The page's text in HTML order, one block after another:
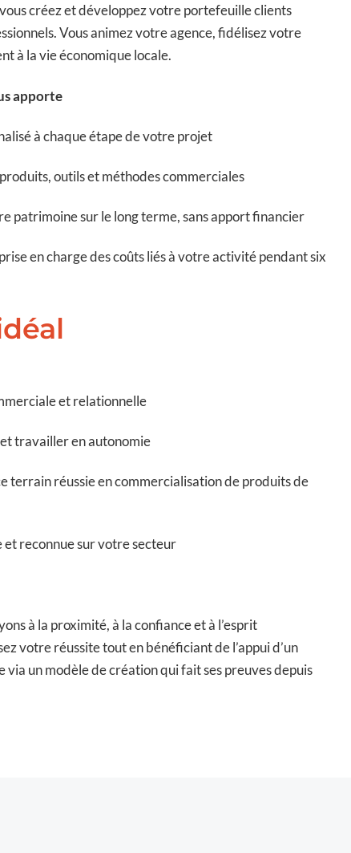
créez et développez votre portefeuille clients
Vous animez votre agence, fidélisez votre
à la vie économique locale.
apporte
à chaque étape de votre projet
outils et méthodes commerciales
patrimoine sur le long terme, sans apport financier
en charge des coûts liés à votre activité pendant six
et relationnelle
travailler en autonomie
terrain réussie en commercialisation de produits de
et reconnue sur votre secteur
à la proximité, à la confiance et à l’esprit
votre réussite tout en bénéficiant de l’appui d’un
via un modèle de création qui fait ses preuves depuis